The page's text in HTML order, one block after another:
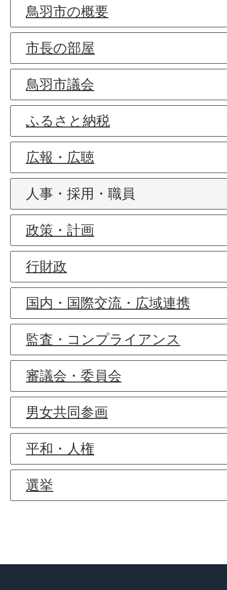
鳥羽市の概要
市長の部屋
鳥羽市議会
ふるさと納税
広報・広聴
人事・採用・職員
政策・計画
行財政
国内・国際交流・広域連携
監査・コンプライアンス
審議会・委員会
男女共同参画
平和・人権
選挙